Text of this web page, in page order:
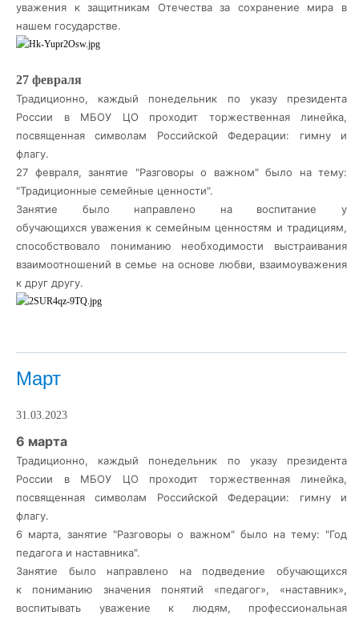
уважения к защитникам Отечества за сохранение мира в
нашем государстве.
27 февраля
Традиционно, каждый понедельник по указу президента
России в МБОУ ЦО проходит торжественная линейка,
посвященная символам Российской Федерации: гимну и
флагу.
27 февраля, занятие "Разговоры о важном" было на тему:
"Традиционные семейные ценности".
Занятие было направлено на воспитание у
обучающихся уважения к семейным ценностям и традициям,
способствовало пониманию необходимости выстраивания
взаимоотношений в семье на основе любви, взаимоуважения
к друг другу.
Март
31.03.2023
6 марта
Традиционно, каждый понедельник по указу президента
России в МБОУ ЦО проходит торжественная линейка,
посвященная символам Российской Федерации: гимну и
флагу.
6 марта, занятие "Разговоры о важном" было на тему: "Год
педагога и наставника".
Занятие было направлено на подведение обучающихся
к пониманию значения понятий «педагог», «наставник»,
воспитывать уважение к людям, профессиональная